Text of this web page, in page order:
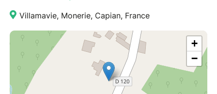
Villamavie, Monerie, Capian, France
+
−